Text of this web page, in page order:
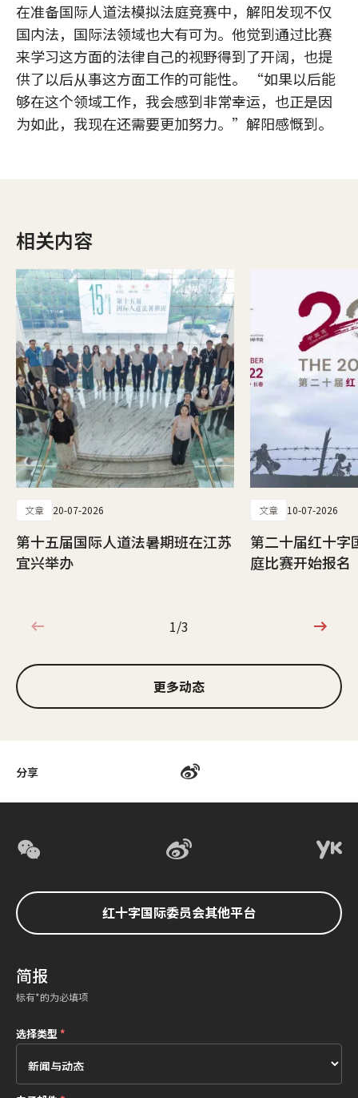
分享
在准备国际人道法模拟法庭竞赛中，解阳发现不仅
国内法，国际法领域也大有可为。他觉到通过比赛
来学习这方面的法律自己的视野得到了开阔，也提
供了以后从事这方面工作的可能性。 “如果以后能
够在这个领域工作，我会感到非常幸运，也正是因
为如此，我现在还需要更加努力。”解阳感慨到。
相关内容
文章 20-07-2026
第十五届国际人道法暑期班在江苏
宜兴举办
文章 10-07-2026
第二十届红十字
庭比赛开始报名
1/3
1/3
更多动态
红十字国际委员会其他平台
简报
标有*的为必填项
选择类型*